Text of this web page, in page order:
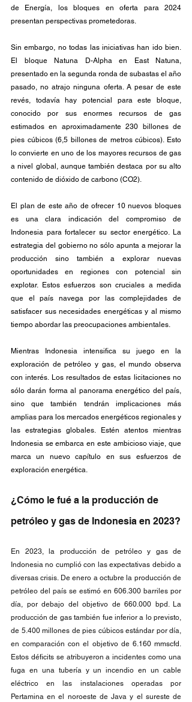
de Energía, los bloques en oferta para 2024
presentan perspectivas prometedoras.
Sin embargo, no todas las iniciativas han ido bien.
El bloque Natuna D-Alpha en East Natuna,
presentado en la segunda ronda de subastas el año
pasado, no atrajo ninguna oferta. A pesar de este
revés, todavía hay potencial para este bloque,
conocido por sus enormes recursos de gas
estimados en aproximadamente 230 billones de
pies cúbicos (6,5 billones de metros cúbicos). Esto
lo convierte en uno de los mayores recursos de gas
a nivel global, aunque también destaca por su alto
contenido de dióxido de carbono (CO2).
El plan de este año de ofrecer 10 nuevos bloques
es una clara indicación del compromiso de
Indonesia para fortalecer su sector energético. La
estrategia del gobierno no sólo apunta a mejorar la
producción sino también a explorar nuevas
oportunidades en regiones con potencial sin
explotar. Estos esfuerzos son cruciales a medida
que el país navega por las complejidades de
satisfacer sus necesidades energéticas y al mismo
tiempo abordar las preocupaciones ambientales.
Mientras Indonesia intensifica su juego en la
exploración de petróleo y gas, el mundo observa
con interés. Los resultados de estas licitaciones no
sólo darán forma al panorama energético del país,
sino que también tendrán implicaciones más
amplias para los mercados energéticos regionales y
las estrategias globales. Estén atentos mientras
Indonesia se embarca en este ambicioso viaje, que
marca un nuevo capítulo en sus esfuerzos de
exploración energética.
¿Cómo le fué a la producción de
petróleo y gas de Indonesia en 2023?
En 2023, la producción de petróleo y gas de
Indonesia no cumplió con las expectativas debido a
diversas crisis. De enero a octubre la producción de
petróleo del país se estimó en 606.300 barriles por
día, por debajo del objetivo de 660.000 bpd. La
producción de gas también fue inferior a lo previsto,
de 5.400 millones de pies cúbicos estándar por día,
en comparación con el objetivo de 6.160 mmscfd.
Estos déficits se atribuyeron a incidentes como una
fuga en una tubería y un incendio en un cable
eléctrico en las instalaciones operadas por
Pertamina en el noroeste de Java y el sureste de